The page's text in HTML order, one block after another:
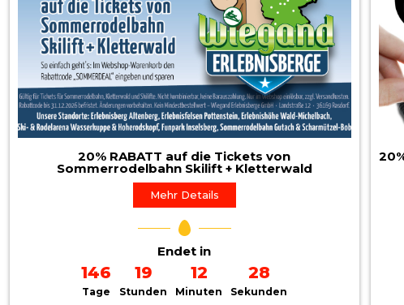
20% RABATT auf die Tickets von
Sommerrodelbahn Skilift + Kletterwald
Mehr Details
Endet in
146
Tage
19
Stunden
12
Minuten
26
Sekunden